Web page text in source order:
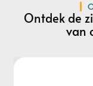
Ontdek de
van